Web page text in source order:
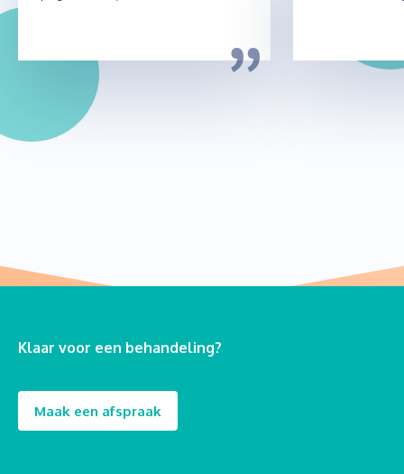
Klaar voor een behandeling?
Maak een afspraak